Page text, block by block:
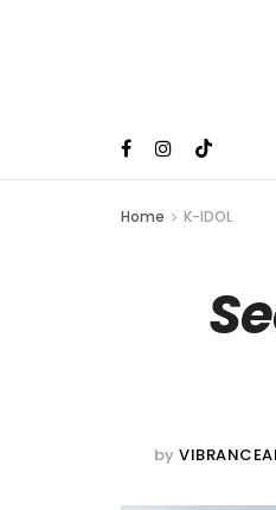
Home K-IDOL
by